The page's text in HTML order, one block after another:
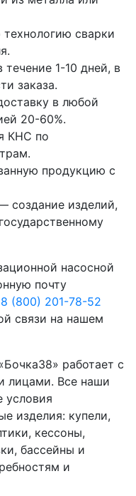
сварки
течение 1-10 дней, в
заказа.
в любой
20-60%.
КНС по
продукцию с
создание изделий,
насосной
почту
8 (800) 201-78-52
связи на нашем
работает с
лицами. Все наши
условия
изделия: купели,
кессоны,
бассейны и
и